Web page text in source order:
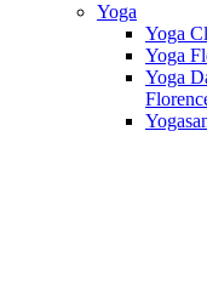
Yoga
Yoga
Yoga
Yoga